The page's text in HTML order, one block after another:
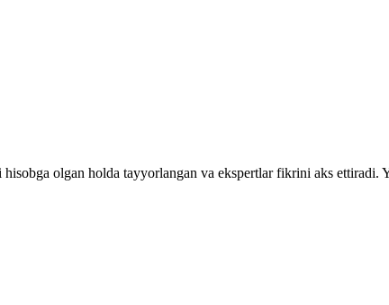
olgan holda tayyorlangan va ekspertlar fikrini aks